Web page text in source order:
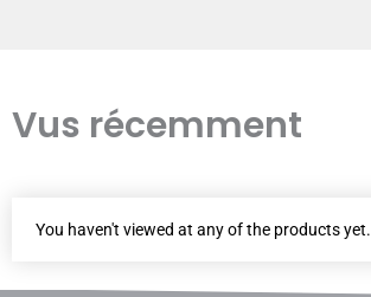
Vus récemment
You haven't viewed at any of the products yet.